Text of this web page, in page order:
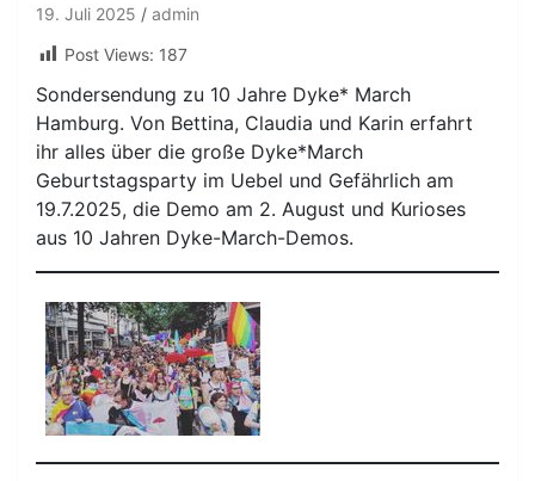
19. Juli 2025
admin
Post Views: 187
Sondersendung zu 10 Jahre Dyke* March
Hamburg. Von Bettina, Claudia und Karin erfahrt
ihr alles über die große Dyke*March
Geburtstagsparty im Uebel und Gefährlich am
19.7.2025, die Demo am 2. August und Kurioses
aus 10 Jahren Dyke-March-Demos.